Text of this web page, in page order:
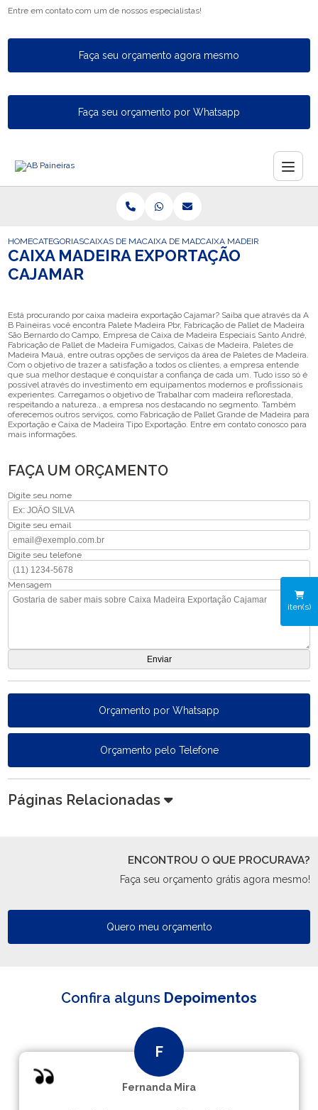
Entre em contato com um de nossos especialistas!
Faça seu orçamento agora mesmo
Faça seu orçamento por Whatsapp
iten(s)
HOMECATEGORIASCAIXAS DE MADEIRA PARA EXPORTACAO
CAIXA DE MADEIRA PARA A EXPORTACAO
CAIXA MADEIRA
CAIXA MADEIRA EXPORTAÇÃO
CAJAMAR
Está procurando por caixa madeira exportação Cajamar? Saiba que através da A
B Paineiras você encontra Palete Madeira Pbr, Fabricação de Pallet de Madeira
São Bernardo do Campo, Empresa de Caixa de Madeira Especiais Santo André,
Fabricação de Pallet de Madeira Fumigados, Caixas de Madeira, Paletes de
Madeira Mauá, entre outras opções de serviços da área de Paletes de Madeira.
Com o objetivo de trazer a satisfação a todos os clientes, a empresa entende
que sua melhor destaque é conquistar a confiança de cada um. Tudo isso só é
possível através do investimento em equipamentos modernos e profissionais
experientes. Carregamos o objetivo de Trabalhar com madeira reflorestada,
respeitando a natureza., a empresa nos destacando no segmento. Também
oferecemos outros serviços, como Fabricação de Pallet Grande de Madeira para
Exportação e Caixa de Madeira Tipo Exportação. Entre em contato conosco para
mais informações.
FAÇA UM ORÇAMENTO
Digite seu nome
Digite seu email
Digite seu telefone
Mensagem
Orçamento por Whatsapp
Orçamento pelo Telefone
Páginas Relacionadas
ENCONTROU O QUE PROCURAVA?
Faça seu orçamento grátis agora mesmo!
Quero meu orçamento
Confira alguns Depoimentos
Fernanda Mira